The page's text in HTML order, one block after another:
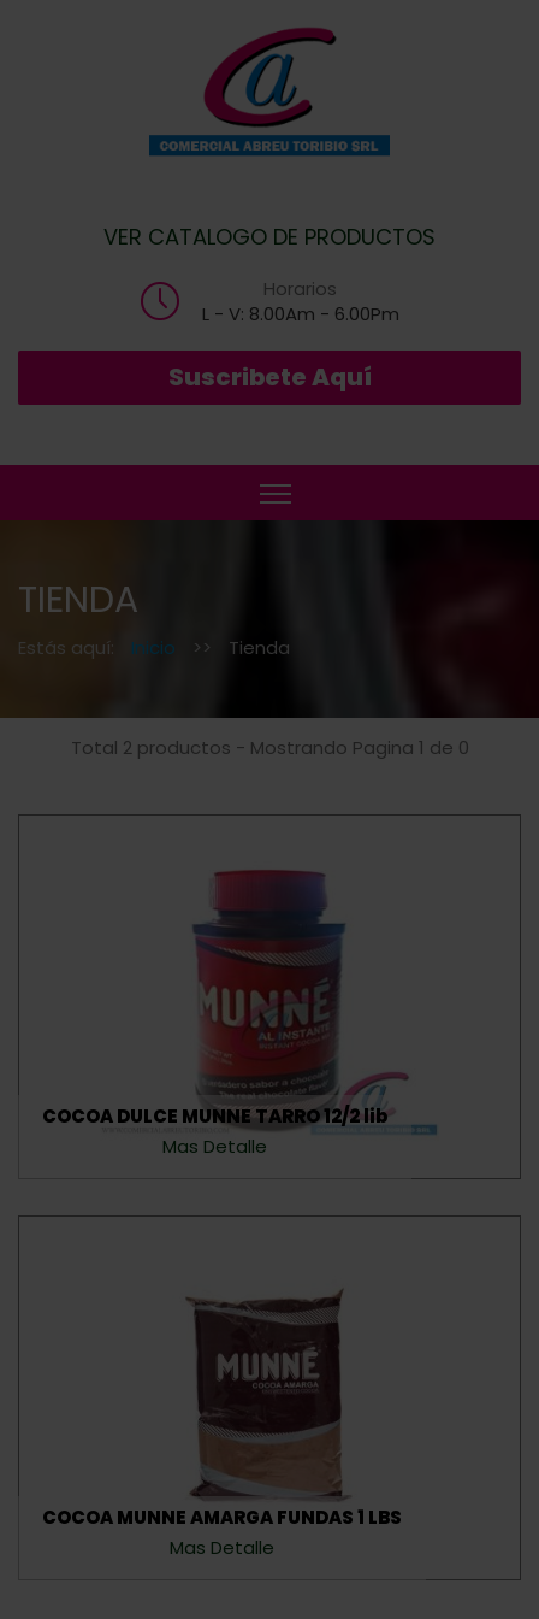
VER CATALOGO DE PRODUCTOS
Horarios
L - V: 8.00Am - 6.00Pm
Suscribete Aquí
TIENDA
Estás aquí: Inicio >> Tienda
Total 2 productos - Mostrando Pagina 1 de 0
COCOA DULCE MUNNE TARRO 12/2 lib
Mas Detalle
COCOA MUNNE AMARGA FUNDAS 1 LBS
Mas Detalle